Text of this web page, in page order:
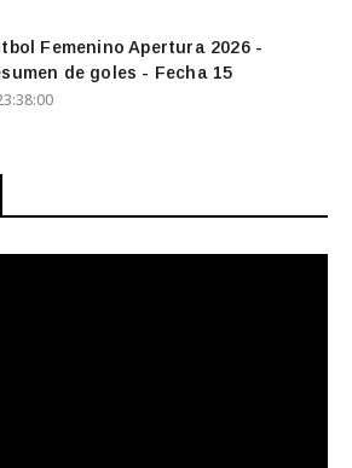
Femenino Apertura 2026 -
de goles - Fecha 15